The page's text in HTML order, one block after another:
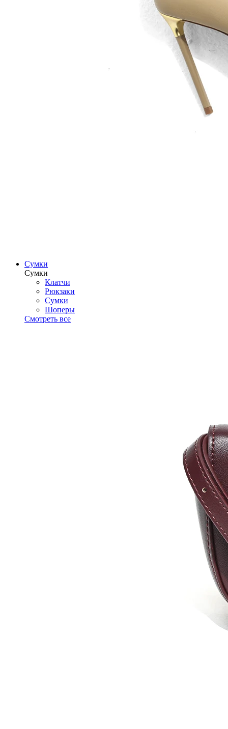
Сумки
Сумки
Клатчи
Рюкзаки
Сумки
Шоперы
Смотреть все